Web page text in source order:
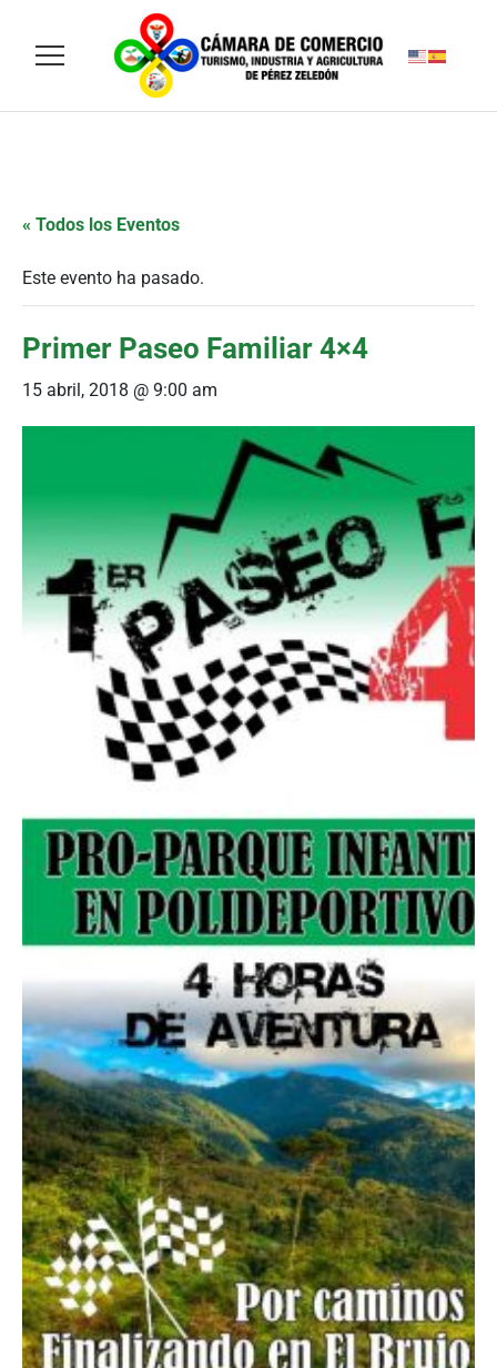
« Todos los Eventos
Este evento ha pasado.
Primer Paseo Familiar 4×4
15 abril, 2018 @ 9:00 am